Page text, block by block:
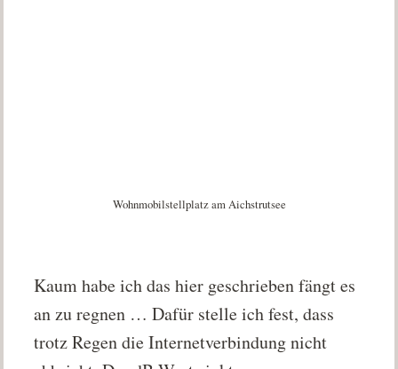
Wohnmobilstellplatz am Aichstrutsee
Kaum habe ich das hier geschrieben fängt es
an zu regnen … Dafür stelle ich fest, dass
trotz Regen die Internetverbindung nicht